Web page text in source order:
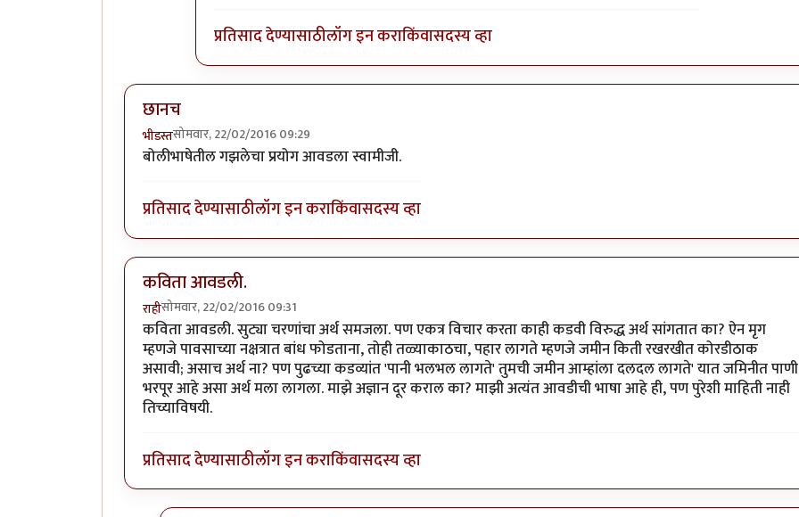
प्रतिसाद देण्यासाठीलॉग इन कराकिंवासदस्य व्हा
छानच
भीडस्तसोमवार, 22/02/2016 09:29
बोलीभाषेतील गझलेचा प्रयोग आवडला स्वामीजी.
प्रतिसाद देण्यासाठीलॉग इन कराकिंवासदस्य व्हा
कविता आवडली.
राहीसोमवार, 22/02/2016 09:31
कविता आवडली. सुट्या चरणांचा अर्थ समजला. पण एकत्र विचार करता काही कडवी विरुद्ध अर्थ सांगतात का? ऐन मृग
म्हणजे पावसाच्या नक्षत्रात बांध फोडताना, तोही तळ्याकाठचा, पहार लागते म्हणजे जमीन किती रखरखीत कोरडीठाक
असावी; असाच अर्थ ना? पण पुढच्या कडव्यांत 'पानी भलभल लागते' तुमची जमीन आम्हांला दलदल लागते' यात जमिनीत पाणी
भरपूर आहे असा अर्थ मला लागला. माझे अज्ञान दूर कराल का? माझी अत्यंत आवडीची भाषा आहे ही, पण पुरेशी माहिती नाही
तिच्याविषयी.
प्रतिसाद देण्यासाठीलॉग इन कराकिंवासदस्य व्हा